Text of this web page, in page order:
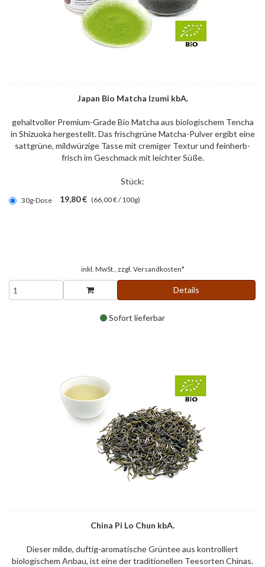
Japan Bio Matcha Izumi kbA.
gehaltvoller Premium-Grade Bio Matcha aus biologischem Tencha
in Shizuoka hergestellt. Das frischgrüne Matcha-Pulver ergibt eine
sattgrüne, mildwürzige Tasse mit cremiger Textur und feinherb-
frisch im Geschmack mit leichter Süße.
Stück:
30g-Dose 19,80 € (66,00 € / 100g)
inkl. MwSt., zzgl. Versandkosten*
Details
Sofort lieferbar
China Pi Lo Chun kbA.
Dieser milde, duftig-aromatische Grüntee aus kontrolliert
biologischem Anbau, ist eine der traditionellen Teesorten Chinas.